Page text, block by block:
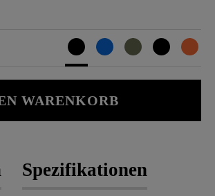
Wert ein
WARENKORB
Spezifikationen